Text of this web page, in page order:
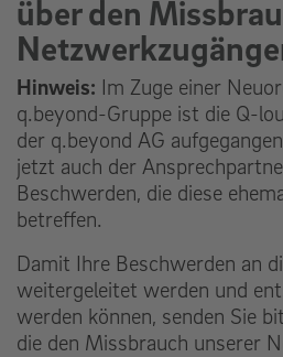
über den
Hinweis: Im Zuge einer
q.beyond-Gruppe ist die Q-
der q.beyond AG
jetzt auch der
Beschwerden, die diese
betreffen.
Damit Ihre Beschwerden an
weitergeleitet werden und
werden können, senden Sie
die den Missbrauch unserer